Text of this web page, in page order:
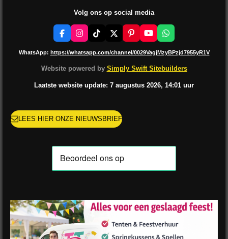
Volg ons op social media
F
a
c
b
k
I
n
s
a
a
T
k
o
X
P
i
n
e
r
s
Y
o
u
u
b
e
W
h
a
s
A
p
p
WhatsApp: https://whatsapp.com/channel/0029VagjMzyBPzjd7955yR1V
Website powered by Simply Swift Sitebuilders
Laatste website update: 7 augustus 2026, 14:01 uur
LEES HIER ONZE NIEUWSBRIEF